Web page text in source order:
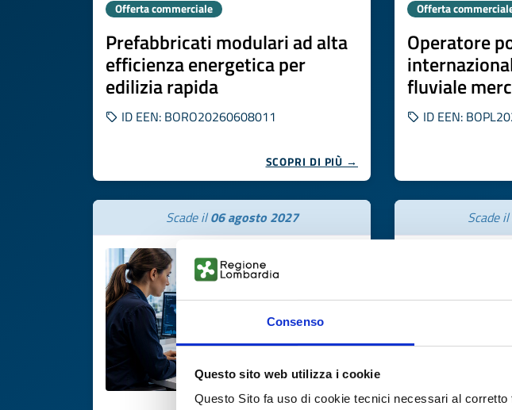
Consenso
Questo sito web utilizza i cookie
Questo Sito fa uso di cookie tecnici necessari al
Offerta commerciale
Prefabbricati modulari ad alta
efficienza energetica per
edilizia rapida
ID EEN: BORO20260608011
SCOPRI DI PIÙ →
Offerta
Operatore
fluviale
ID EEN:
Scade il06 agosto 2027 Scade il